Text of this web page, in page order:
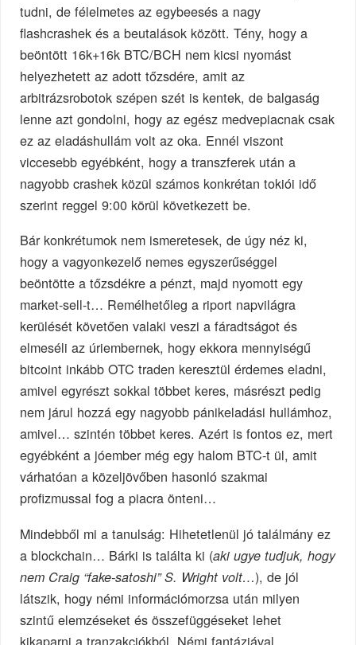
tudni, de félelmetes az egybeesés a nagy
flashcrashek és a beutalások között. Tény, hogy a
beöntött 16k+16k BTC/BCH nem kicsi nyomást
helyezhetett az adott tőzsdére, amit az
arbitrázsrobotok szépen szét is kentek, de balgaság
lenne azt gondolni, hogy az egész medvepiacnak csak
ez az eladáshullám volt az oka. Ennél viszont
viccesebb egyébként, hogy a transzferek után a
nagyobb crashek közül számos konkrétan tokiói idő
szerint reggel 9:00 körül következett be.
Bár konkrétumok nem ismeretesek, de úgy néz ki,
hogy a vagyonkezelő nemes egyszerűséggel
beöntötte a tőzsdékre a pénzt, majd nyomott egy
market-sell-t… Remélhetőleg a riport napvilágra
kerülését követően valaki veszi a fáradtságot és
elmeséli az úriembernek, hogy ekkora mennyiségű
bitcoint inkább OTC traden keresztül érdemes eladni,
amivel egyrészt sokkal többet keres, másrészt pedig
nem járul hozzá egy nagyobb pánikeladási hullámhoz,
amivel… szintén többet keres. Azért is fontos ez, mert
egyébként a jóember még egy halom BTC-t ül, amit
várhatóan a közeljövőben hasonló szakmai
profizmussal fog a piacra önteni…
Mindebből mi a tanulság: Hihetetlenül jó találmány ez
a blockchain… Bárki is találta ki (aki ugye tudjuk, hogy
nem Craig “fake-satoshi” S. Wright volt…), de jól
látszik, hogy némi információmorzsa után milyen
szintű elemzéseket és összefüggéseket lehet
kikaparni a tranzakciókból. Némi fantáziával